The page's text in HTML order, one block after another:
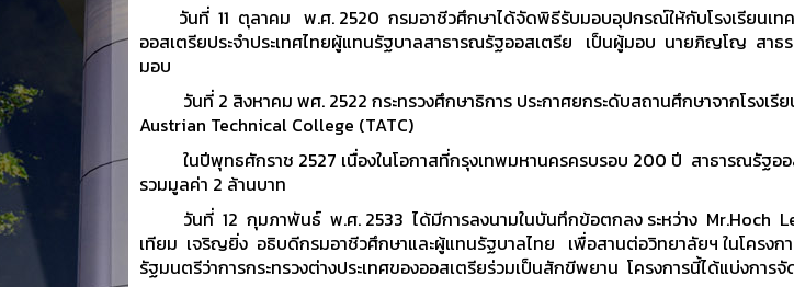
วันที่ 11 ตุลาคม พ.ศ. 2520 กรมอาชีวศึกษาได้จัดพิธีรับมอบอุปกรณ์ให้กับโรงเรียนเท
ออสเตรียประจำประเทศไทยผู้แทนรัฐบาลสาธารณรัฐออสเตรีย เป็นผู้มอบ นายภิญโญ สา
มอบ
วันที่ 2 สิงหาคม พศ. 2522 กระทรวงศึกษาธิการ ประกาศยกระดับสถานศึกษาจากโรงเ
Austrian Technical College (TATC)
ในปีพุทธศักราช 2527 เนื่องในโอกาสที่กรุงเทพมหานครครบรอบ 200 ปี สาธารณรัฐออ
รวมมูลค่า 2 ล้านบาท
วันที่ 12 กุมภาพันธ์ พ.ศ. 2533 ได้มีการลงนามในบันทึกข้อตกลง ระหว่าง Mr.Hoch
เทียม เจริญยิ่ง อธิบดีกรมอาชีวศึกษาและผู้แทนรัฐบาลไทย เพื่อสานต่อวิทยาลัยฯ ในโครง
รัฐมนตรีว่าการกระทรวงต่างประเทศของออสเตรียร่วมเป็นสักขีพยาน โครงการนี้ได้แบ่งกา